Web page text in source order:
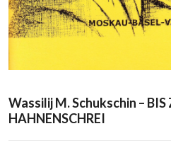
Wassilij M. Schukschin –
HAHNENSCHREI